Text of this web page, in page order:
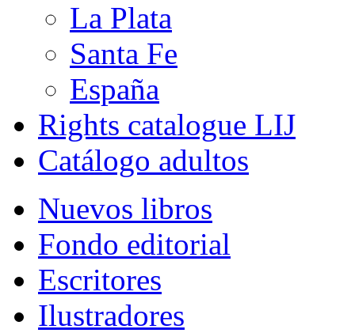
La Plata
Santa Fe
España
Rights catalogue LIJ
Catálogo adultos
Nuevos libros
Fondo editorial
Escritores
Ilustradores